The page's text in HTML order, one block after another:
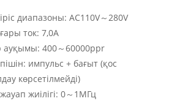
диапазоны: AC110V～280V
ток: 7,0А
ауқымы: 400～60000ppr
импульс + бағыт (қос
көрсетілмейді)
жиілігі: 0～1МГц